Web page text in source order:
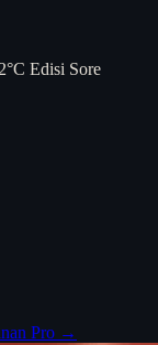
Edisi Sore
Pro →